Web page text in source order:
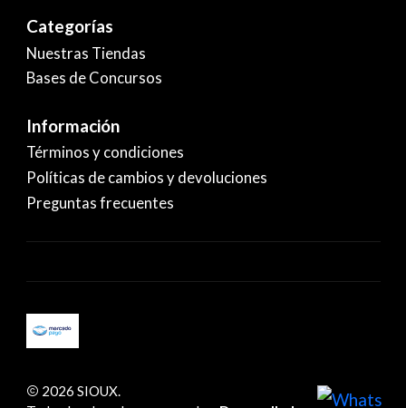
Categorías
Nuestras Tiendas
Bases de Concursos
Información
Términos y condiciones
Políticas de cambios y devoluciones
Preguntas frecuentes
2026 SIOUX.